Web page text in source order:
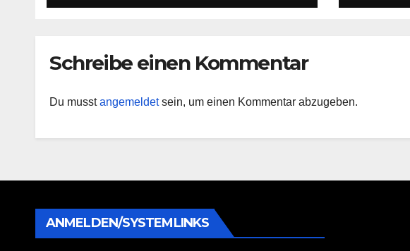
Schreibe einen Kommentar
Du musstangemeldetsein, um einen Kommentar abzugeben.
ANMELDEN/SYSTEMLINKS